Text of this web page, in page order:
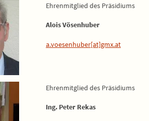
Ehrenmitglied des Präsidiums
Alois Vösenhuber
a.voesenhuber[at]gmx.at
Ehrenmitglied des Präsidiums
Ing. Peter Rekas